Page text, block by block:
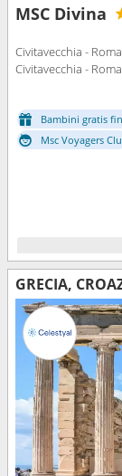
MSC Divina
Civitavecchia -
Civitavecchia - Roma
Bambini gratis
Msc Voyagers
GRECIA,